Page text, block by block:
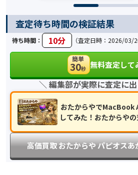
査定待ち時間の検証結果
待ち時間： 10分 （査定日時：2026/03/
簡単
30秒 無料査定して
高価買取 おたからや パピオス
＼ 編集部が実際に査定に
おたからやでMacBook
してみた！おたからや